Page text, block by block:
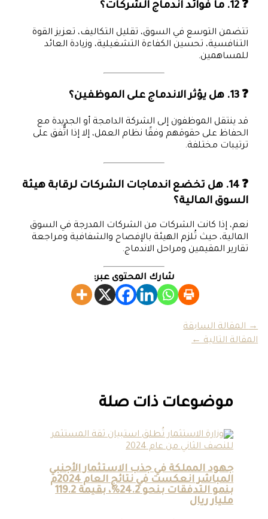
❓ 12. ما فوائد اندماج الشركات؟
تتضمن التوسع في السوق، تقليل التكاليف، تعزيز القوة
التنافسية، تحسين الكفاءة التشغيلية، وزيادة العائد
للمساهمين.
❓ 13. هل يؤثر الاندماج على الموظفين؟
قد ينتقل الموظفون إلى الشركة الدامجة أو الجديدة مع
الحفاظ على حقوقهم وفقًا نظام العمل، إلا إذا اتُّفق على
ترتيبات مختلفة.
❓ 14. هل تخضع اندماجات الشركات لرقابة هيئة
السوق المالية؟
نعم، إذا كانت الشركات من الشركات المدرجة في السوق
المالية، حيث تُلزم الهيئة بالإفصاح والشفافية ومراجعة
تقارير المقيمين ومراحل الاندماج.
شارك المحتوى عبر:
→المقالة السابقة
المقالة التالية←
موضوعات ذات صلة
جهود المملكة في جذب الاستثمار الأجنبي
المباشر انعكست في نتائج العام 2024م
بنمو التدفقات بنحو 24.2%، بقيمة 119.2
مليار ريال